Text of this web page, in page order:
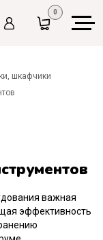
0
шкафчики
важная
эффективность